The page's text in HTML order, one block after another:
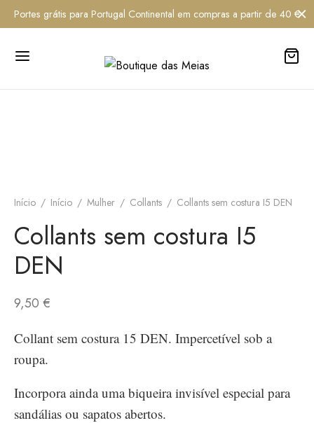
Portes grátis para Portugal Continental em compras a partir de 40 €
Início / Início / Mulher / Collants / Collants sem costura I5 DEN
Collants sem costura I5
DEN
9,50 €
Collant sem costura 15 DEN. Impercetível sob a
roupa.
Incorpora ainda uma biqueira invisível especial para
sandálias ou sapatos abertos.